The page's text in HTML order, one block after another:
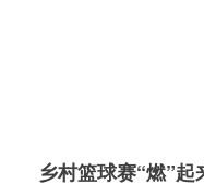
乡村篮球赛“燃”